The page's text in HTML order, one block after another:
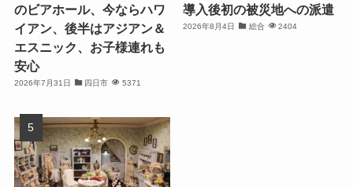
のビアホール、今ならハワ
イアン、後半はアジアン＆
エスニック、お子様連れも
安心
2026年7月31日 四日市 5371
導入後初の被災地への派遣
2026年8月4日 総合 2404